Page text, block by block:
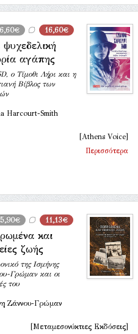
16,60€
αγάπης
ο Τίμοθι Λήρι και η
Βίβλος των
Harcourt-Smith
[Athens Voice]
Περισσότερα
11,13€
και
ζωής
της Ισμήνης
Γρώμαν και οι
του
Ζάννου-Γρώμαν
[Μεταμεσονύκτιες Εκδόσεις]